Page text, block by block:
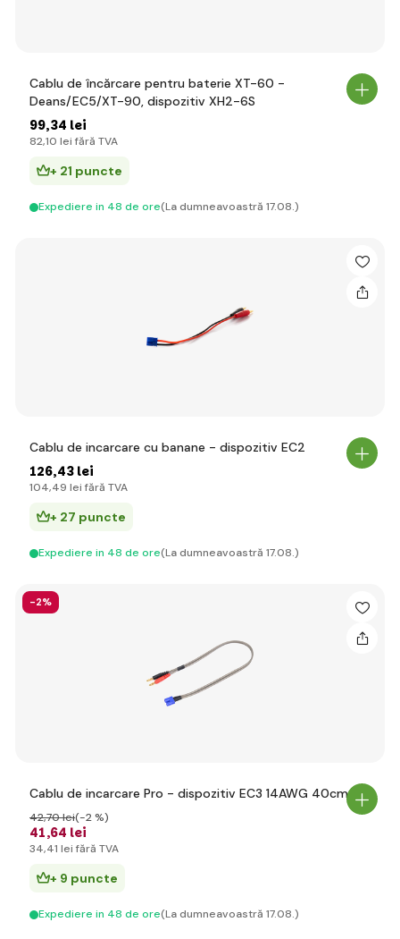
Cablu de încărcare pentru baterie XT-60 -
Deans/EC5/XT-90, dispozitiv XH2-6S
99,34 lei
82,10 lei fără TVA
+ 21 puncte
Expediere in 48 de ore(La dumneavoastră 17.08.)
Cablu de incarcare cu banane - dispozitiv EC2
126,43 lei
104,49 lei fără TVA
+ 27 puncte
Expediere in 48 de ore(La dumneavoastră 17.08.)
-2%
Cablu de incarcare Pro - dispozitiv EC3 14AWG 40cm
41,64 lei
42,70 lei(-2 %)
34,41 lei fără TVA
+ 9 puncte
Expediere in 48 de ore(La dumneavoastră 17.08.)